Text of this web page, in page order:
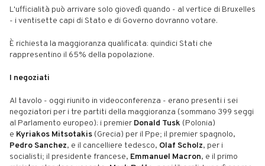
L'ufficialità può arrivare solo giovedì quando - al vertice di Bruxelles
- i ventisette capi di Stato e di Governo dovranno votare.
È richiesta la maggioranza qualificata: quindici Stati che
rappresentino il 65% della popolazione.
I negoziati
Al tavolo - oggi riunito in videoconferenza - erano presenti i sei
negoziatori per i tre partiti della maggioranza (sommano 399 seggi
al Parlamento europeo): i premier Donald Tusk (Polonia)
e Kyriakos Mitsotakis (Grecia) per il Ppe; il premier spagnolo,
Pedro Sanchez, e il cancelliere tedesco, Olaf Scholz, per i
socialisti; il presidente francese, Emmanuel Macron, e il primo